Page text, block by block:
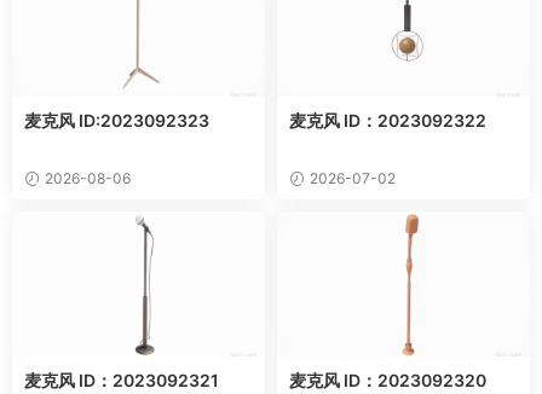
麦克风 ID:2023092323
2026-08-06
麦克风 ID：2023092322
2026-07-02
麦克风 ID：2023092321 麦克风 ID：2023092320